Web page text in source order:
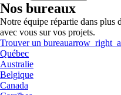
Nos bureaux
Notre équipe répartie dans plus
avec vous sur vos projets.
Trouver un bureau
Québec
Australie
Belgique
Canada